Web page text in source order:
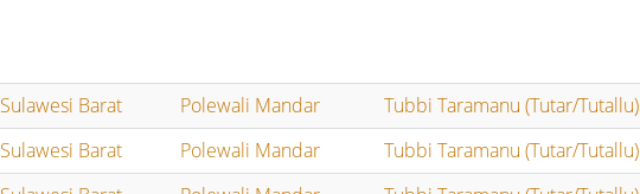
Sulawesi Barat Polewali Mandar Tubbi Taramanu (Tutar/Tutallu)
Sulawesi Barat
Polewali Mandar Tubbi Taramanu (Tutar/Tutallu)